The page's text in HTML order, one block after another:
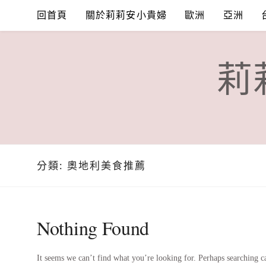
回首頁 關於莉莉安小貴婦 歐洲 亞洲
莉
分類: 奧地利美食推薦
Nothing Found
It seems we can’t find what you’re looking for. Perhaps searching